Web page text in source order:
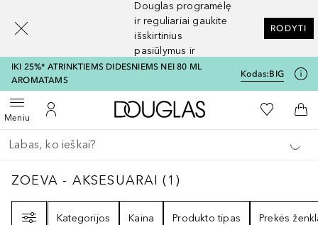
Douglas programėlę
ir reguliariai gaukite
išskirtinius
pasiūlymus ir
nuolaidas
RODYTI
IKI 25%* ATRINKTIEMS DIDESNIEMS NEI 80 ML
AROMATAMS
Kodas:BIG
MeniuAtidaryti meniuĮ mano paskyrą
Į Douglas pagrindinį
Į mano
Į
Grįžk atgal
Vykdykite paiešką
ZOEVA - AKSESUARAI 1
ZOEVA - AKSESUARAI (1 )
Kategorijos
Kaina Produkto tipas Prekės
[navigation.slideout.screenreader]